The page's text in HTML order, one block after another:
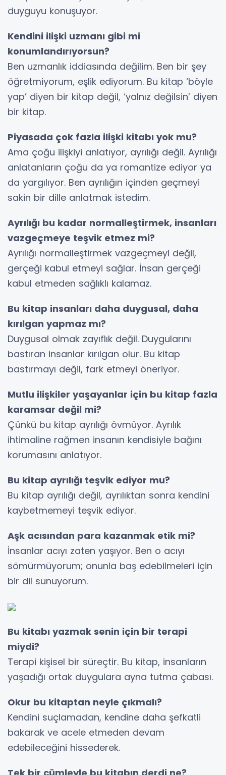
duyguyu konuşuyor.
Kendini ilişki uzmanı gibi mi
konumlandırıyorsun?
Ben uzmanlık iddiasında değilim. Ben bir şey
öğretmiyorum, eşlik ediyorum. Bu kitap ‘böyle
yap’ diyen bir kitap değil, ‘yalnız değilsin’ diyen
bir kitap.
Piyasada çok fazla ilişki kitabı yok mu?
Ama çoğu ilişkiyi anlatıyor, ayrılığı değil. Ayrılığı
anlatanların çoğu da ya romantize ediyor ya
da yargılıyor. Ben ayrılığın içinden geçmeyi
sakin bir dille anlatmak istedim.
Ayrılığı bu kadar normalleştirmek, insanları
vazgeçmeye teşvik etmez mi?
Ayrılığı normalleştirmek vazgeçmeyi değil,
gerçeği kabul etmeyi sağlar. İnsan gerçeği
kabul etmeden sağlıklı kalamaz.
Bu kitap insanları daha duygusal, daha
kırılgan yapmaz mı?
Duygusal olmak zayıflık değil. Duygularını
bastıran insanlar kırılgan olur. Bu kitap
bastırmayı değil, fark etmeyi öneriyor.
Mutlu ilişkiler yaşayanlar için bu kitap fazla
karamsar değil mi?
Çünkü bu kitap ayrılığı övmüyor. Ayrılık
ihtimaline rağmen insanın kendisiyle bağını
korumasını anlatıyor.
Bu kitap ayrılığı teşvik ediyor mu?
Bu kitap ayrılığı değil, ayrılıktan sonra kendini
kaybetmemeyi teşvik ediyor.
Aşk acısından para kazanmak etik mi?
İnsanlar acıyı zaten yaşıyor. Ben o acıyı
sömürmüyorum; onunla baş edebilmeleri için
bir dil sunuyorum.
Bu kitabı yazmak senin için bir terapi
miydi?
Terapi kişisel bir süreçtir. Bu kitap, insanların
yaşadığı ortak duygulara ayna tutma çabası.
Okur bu kitaptan neyle çıkmalı?
Kendini suçlamadan, kendine daha şefkatli
bakarak ve acele etmeden devam
edebileceğini hissederek.